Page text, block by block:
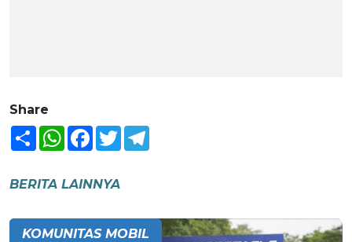
Share
Share WhatsAppFacebook
Twitter
BERITA LAINNYA
KOMUNITAS MOBIL